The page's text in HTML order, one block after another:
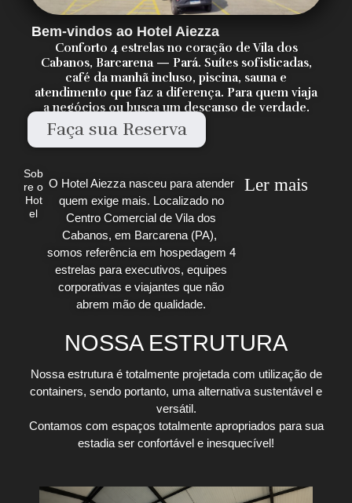
Bem-vindos ao Hotel Aiezza
Conforto 4 estrelas no coração de Vila dos
Cabanos, Barcarena — Pará. Suítes sofisticadas,
café da manhã incluso, piscina, sauna e
atendimento que faz a diferença. Para quem viaja
a negócios ou busca um descanso de verdade.
Faça sua Reserva
Sob
re o
Hot
el
O Hotel Aiezza nasceu para atender
quem exige mais. Localizado no
Centro Comercial de Vila dos
Cabanos, em Barcarena (PA),
somos referência em hospedagem 4
estrelas para executivos, equipes
corporativas e viajantes que não
abrem mão de qualidade.
Ler mais
NOSSA ESTRUTURA
Nossa estrutura é totalmente projetada com utilização de
containers, sendo portanto, uma alternativa sustentável e
versátil.
Contamos com espaços totalmente apropriados para sua
estadia ser confortável e inesquecível!